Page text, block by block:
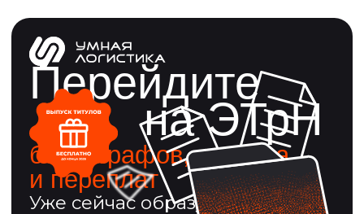
Перейдите
на ЭТрН
без штрафов, стресса
и переплат
Уже сейчас образуются
очереди на подключение ЭТрН.
Не ждите сентября: внедрите
ЭТрН за 10 дней и сэкономьте
до 1 млн рублей на интеграции